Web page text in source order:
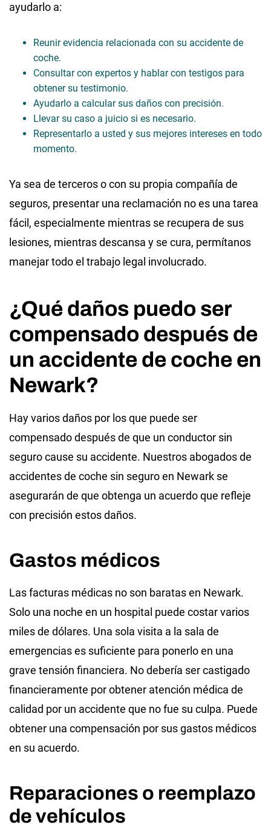
ayudarlo a:
Reunir evidencia relacionada con su accidente de
coche.
Consultar con expertos y hablar con testigos para
obtener su testimonio.
Ayudarlo a calcular sus daños con precisión.
Llevar su caso a juicio si es necesario.
Representarlo a usted y sus mejores intereses en todo
momento.
Ya sea de terceros o con su propia compañía de
seguros, presentar una reclamación no es una tarea
fácil, especialmente mientras se recupera de sus
lesiones, mientras descansa y se cura, permítanos
manejar todo el trabajo legal involucrado.
¿Qué daños puedo ser
compensado después de
un accidente de coche en
Newark?
Hay varios daños por los que puede ser
compensado después de que un conductor sin
seguro cause su accidente. Nuestros abogados de
accidentes de coche sin seguro en Newark se
asegurarán de que obtenga un acuerdo que refleje
con precisión estos daños.
Gastos médicos
Las facturas médicas no son baratas en Newark.
Solo una noche en un hospital puede costar varios
miles de dólares. Una sola visita a la sala de
emergencias es suficiente para ponerlo en una
grave tensión financiera. No debería ser castigado
financieramente por obtener atención médica de
calidad por un accidente que no fue su culpa. Puede
obtener una compensación por sus gastos médicos
en su acuerdo.
Reparaciones o reemplazo
de vehículos